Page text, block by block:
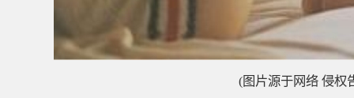
(图片源于网络 侵权